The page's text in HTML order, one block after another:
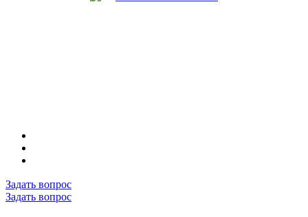
Задать вопрос
Задать вопрос